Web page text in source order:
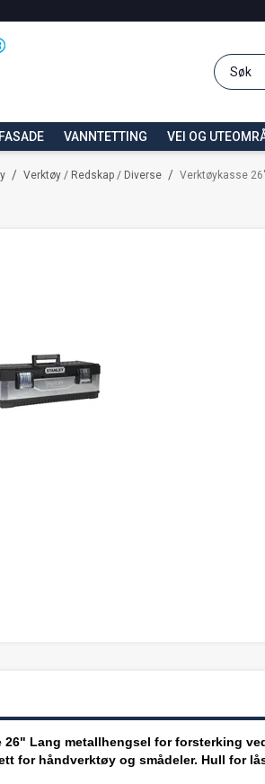
VANNTETTING VEI OG
/ /
Verktøy / Redskap / Diverse Verktøykasse
26" Lang metallhengsel for forsterking
for håndverktøy og smådeler. Hull for